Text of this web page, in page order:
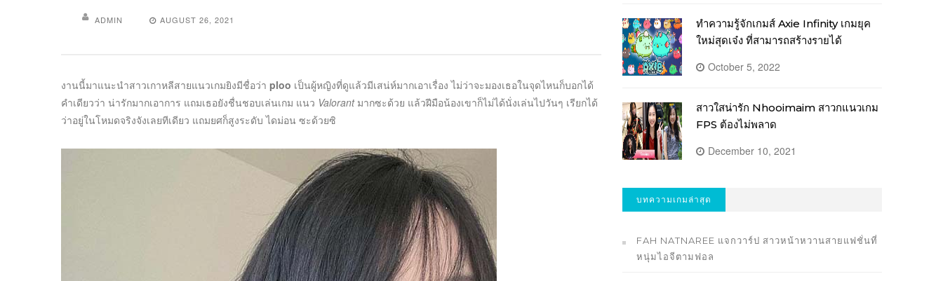
ADMIN AUGUST 26, 2021
งานนี้มาแนะนำสาวเกาหลีสายแนวเกมยิงมีชื่อว่า ploo เป็นผู้หญิงที่ดูแล้วมีเสน่ห์มากเอาเรื่อง ไม่ว่าจะมองเธอในจุดไหนก็บอกได้
คำเดียวว่า น่ารักมากเอาการ แถมเธอยังชื่นชอบเล่นเกม แนว Valorantมากซะด้วย แล้วฝีมือน้องเขาก็ไม่ได้นั่งเล่นไปวันๆ เรียกได้
ว่าอยู่ในโหมดจริงจังเลยทีเดียว แถมยศก็สูงระดับ ไดม่อน ซะด้วยซิ
ทำความรู้จักเกมส์ Axie Infinity เกมยุค
ใหม่สุดเจ๋ง ที่สามารถสร้างรายได้
October 5, 2022
สาวใสน่ารัก Nhooimaim สาวกแนวเกม
FPS ต้องไม่พลาด
December 10, 2021
บทความเกมล่าสุด
FAH NATNAREE แจกวาร์ป สาวหน้าหวานสายแฟชั่นที่
หนุ่มไอจีตามฟอล